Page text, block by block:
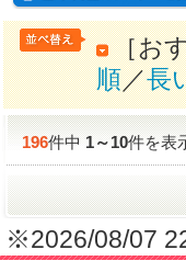
［お
順／長
196件中1～10件を表
※2026/08/07